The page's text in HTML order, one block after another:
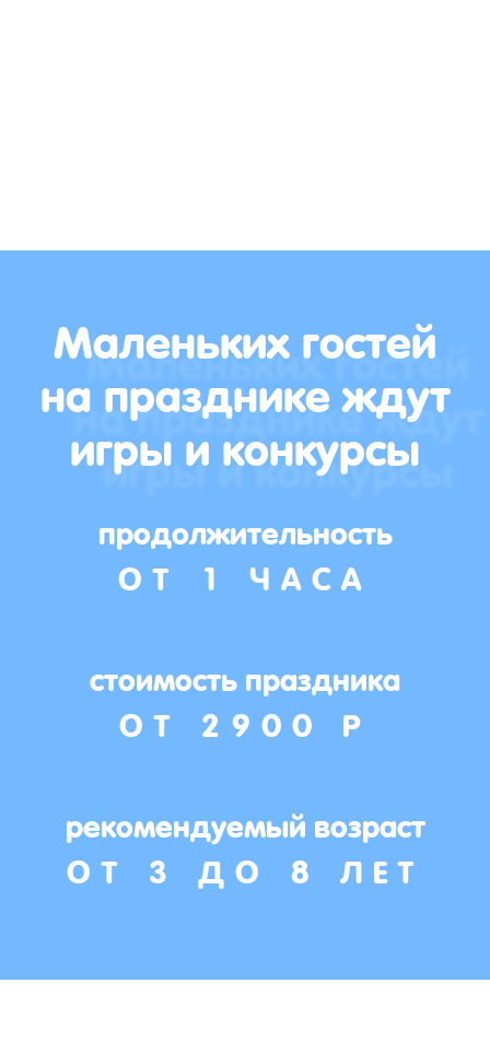
Маленьких гостей
на празднике ждут
игры и конкурсы
продолжительность
ОТ 1 ЧАСА
стоимость праздника
ОТ 2900 Р
рекомендуемый возраст
ОТ 3 ДО 8 ЛЕТ